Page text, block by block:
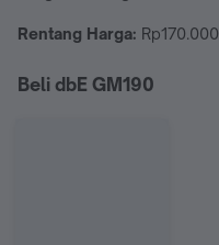
Rentang Harga:
Beli dbE GM190